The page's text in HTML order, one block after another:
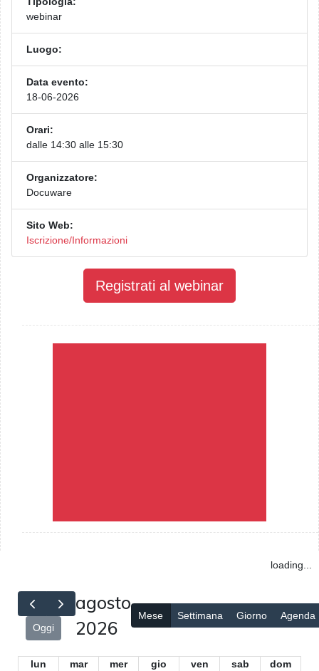
webinar
Luogo:
Data evento:
18-06-2026
Orari:
dalle 14:30 alle 15:30
Organizzatore:
Docuware
Sito Web:
Iscrizione/Informazioni
Registrati al webinar
loading...
Oggi
agosto
2026
Mese Settimana Giorno Agenda
lun mar mer gio ven sab
dom